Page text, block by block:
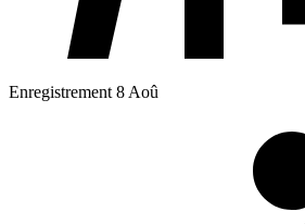
Enregistrement 8 Aoû